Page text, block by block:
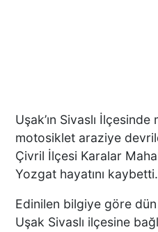
Uşak’ın Sivaslı
motosiklet araziye
Çivril İlçesi Karalar
Yozgat hayatını kaybetti.
Edinilen bilgiye göre
Uşak Sivaslı ilçesine